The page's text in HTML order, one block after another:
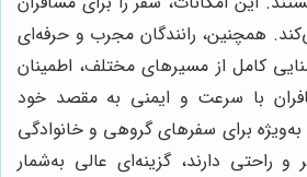
همچنین، رانندگان مجرب و حرفه‌ای
کامل از مسیرهای مختلف، اطمینان
با سرعت و ایمنی به مقصد خود
برای سفرهای گروهی و خانوادگی
راحتی دارند، گزینه‌ای عالی به‌شمار